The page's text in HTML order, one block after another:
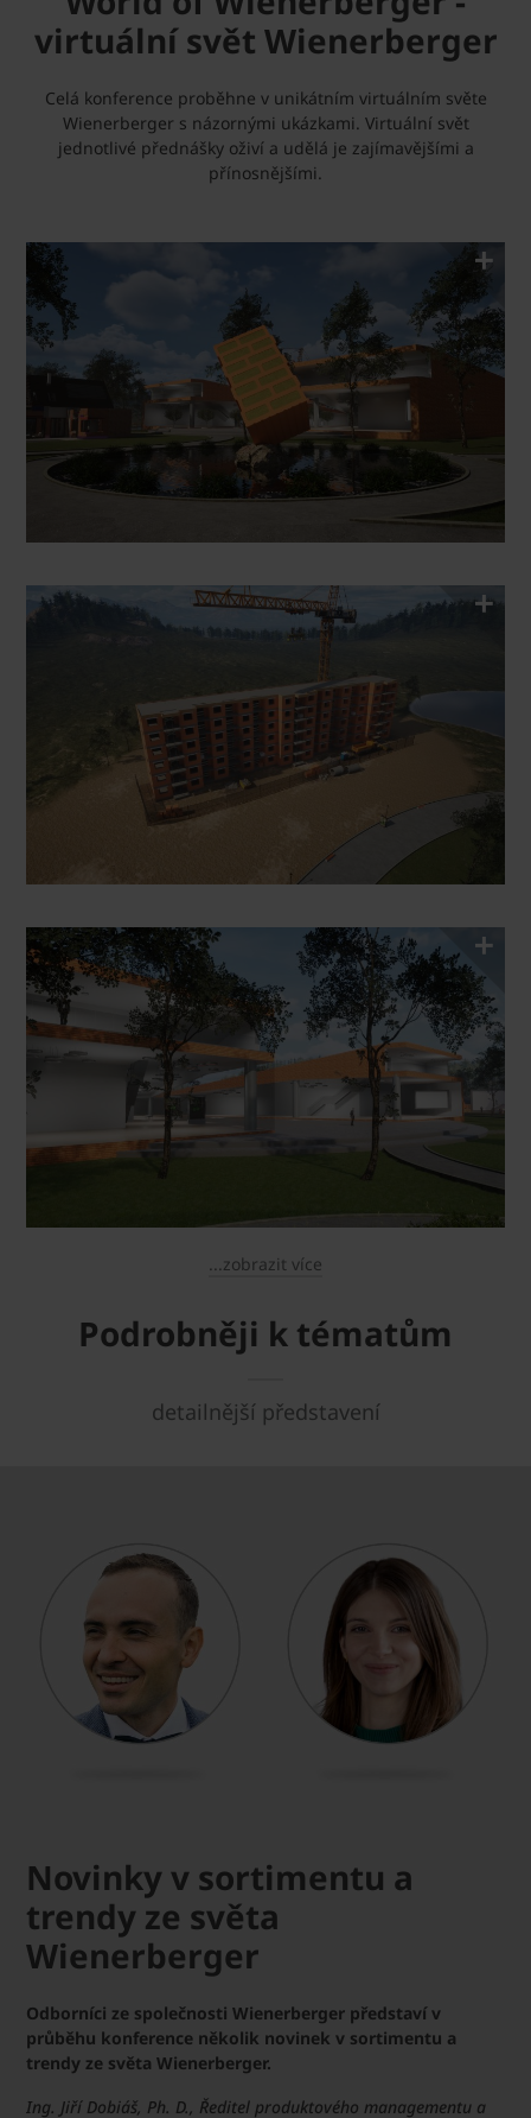
virtuální svět Wienerberger
Celá konference proběhne v unikátním virtuálním světe
Wienerberger s názornými ukázkami. Virtuální svět
jednotlivé přednášky oživí a udělá je zajímavějšími a
přínosnějšími.
...zobrazit více
Podrobněji k tématům
detailnější představení
Novinky v sortimentu a
trendy ze světa
Wienerberger
Odborníci ze společnosti Wienerberger představí v
průběhu konference několik novinek v sortimentu a
trendy ze světa Wienerberger.
Ing. Jiří Dobiáš, Ph. D., Ředitel produktového managementu a